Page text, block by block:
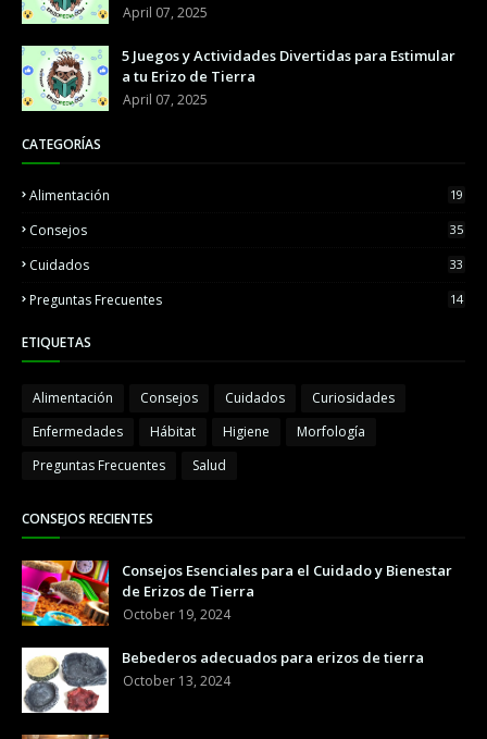
April 07, 2025
5 Juegos y Actividades Divertidas para Estimular
a tu Erizo de Tierra
April 07, 2025
CATEGORÍAS
Alimentación 19
Consejos 35
Cuidados 33
Preguntas Frecuentes 14
ETIQUETAS
Alimentación Consejos Cuidados
Curiosidades
Enfermedades
Hábitat Higiene
Morfología
Preguntas Frecuentes
Salud
CONSEJOS RECIENTES
Consejos Esenciales para el Cuidado y Bienestar
de Erizos de Tierra
October 19, 2024
Bebederos adecuados para erizos de tierra
October 13, 2024